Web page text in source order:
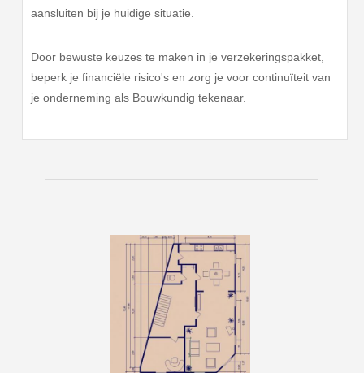
aansluiten bij je huidige situatie.
Door bewuste keuzes te maken in je verzekeringspakket,
beperk je financiële risico's en zorg je voor continuïteit van
je onderneming als Bouwkundig tekenaar.